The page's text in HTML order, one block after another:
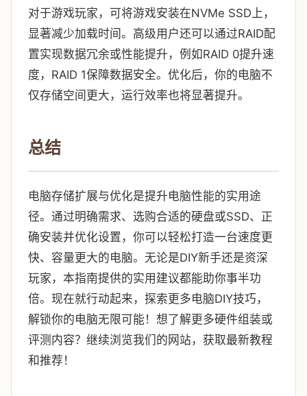
对于游戏玩家，可将游戏安装在NVMe SSD上，
显著减少加载时间。高级用户还可以通过RAID配
置实现数据冗余或性能提升，例如RAID 0提升速
度，RAID 1保障数据安全。优化后，你的电脑不
仅存储空间更大，运行效率也将显著提升。
总结
电脑存储扩展与优化是提升电脑性能的实用途
径。通过明确需求、选购合适的硬盘或SSD、正
确安装并优化设置，你可以轻松打造一台速度更
快、容量更大的电脑。无论是DIY新手还是资深
玩家，本指南提供的实用建议都能助你事半功
倍。现在就行动起来，探索更多电脑DIY技巧，
解锁你的电脑无限可能！想了解更多硬件组装或
评测内容？继续浏览我们的网站，获取最新教程
和推荐！